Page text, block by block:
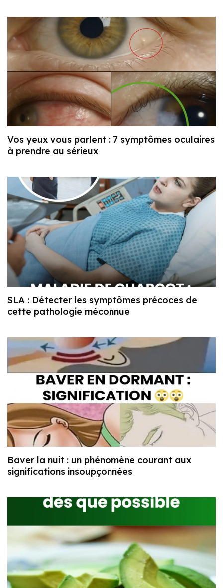
Vos yeux vous parlent : 7 symptômes oculaires
à prendre au sérieux
SLA : Détecter les symptômes précoces de
cette pathologie méconnue
Baver la nuit : un phénomène courant aux
significations insoupçonnées